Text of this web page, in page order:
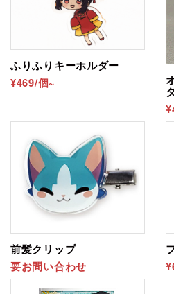
ふりふりキーホルダー
¥469/個~
前髪クリップ
要お問い合わせ